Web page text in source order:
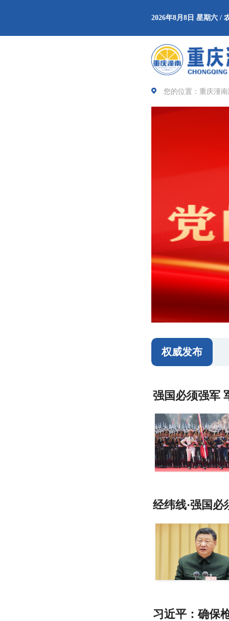
2026年8月8日 星期六 /
您的位置：重庆潼
权威发布
强国必须强军
经纬线·强国
习近平：确保